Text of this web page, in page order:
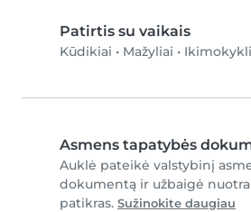
Patirtis su vaikais
Kūdikiai • Mažyliai •
Asmens tapatybės
Auklė pateikė valstybinį
dokumentą ir užbaigė
patikras. Sužinokite daugiau